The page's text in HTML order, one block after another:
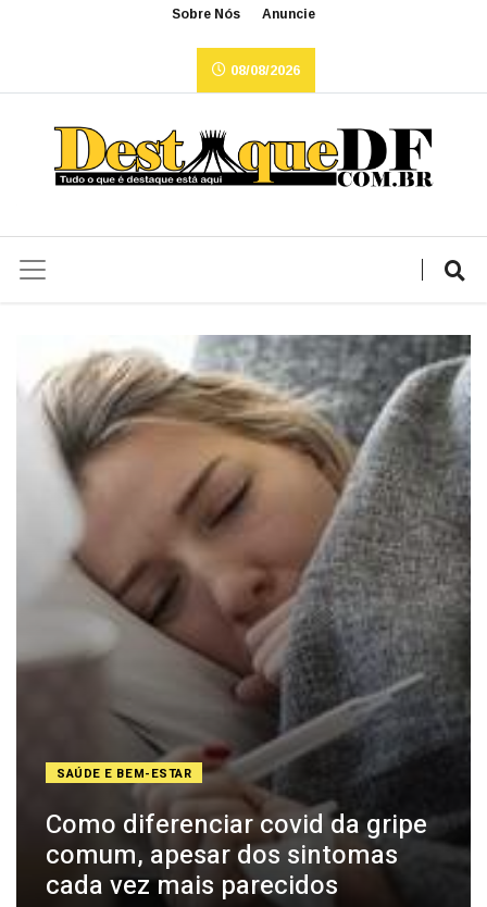
Sobre Nós Anuncie
08/08/2026
SAÚDE E BEM-ESTAR
Como diferenciar covid da gripe
comum, apesar dos sintomas
cada vez mais parecidos